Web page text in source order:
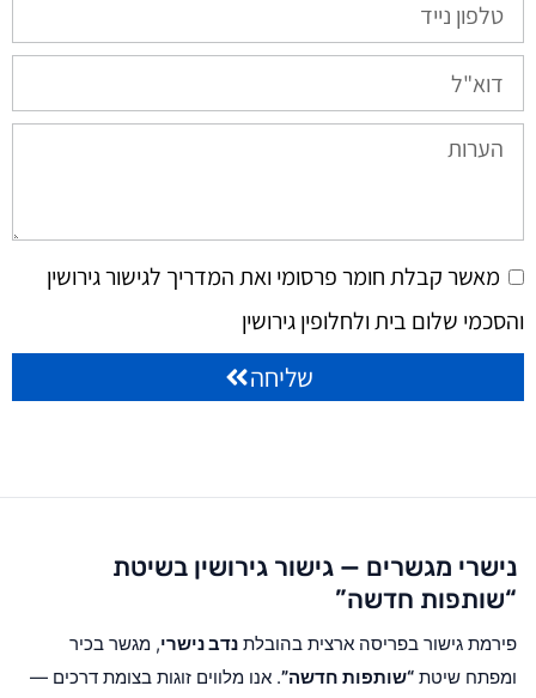
מאשר קבלת חומר פרסומי ואת המדריך לגישור גירושין
והסכמי שלום בית ולחלופין גירושין
שליחה
נישרי מגשרים — גישור גירושין בשיטת
“שותפות חדשה”
פירמת גישור בפריסה ארצית בהובלת נדב נישרי, מגשר בכיר
ומפתח שיטת “שותפות חדשה”. אנו מלווים זוגות בצומת דרכים —